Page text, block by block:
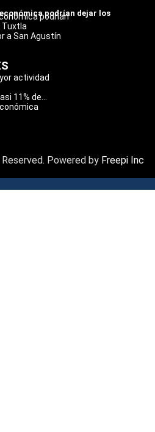
podrían dejar los
podrían
Tuxtla
a San Agustín
actividad
11% de...
Powered by Freepi Inc